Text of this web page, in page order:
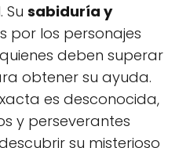
Su sabiduría y
por los personajes
deben superar
obtener su ayuda.
es desconocida,
y perseverantes
su misterioso